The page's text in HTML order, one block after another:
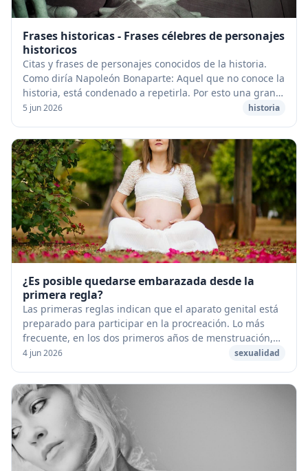
Frases historicas - Frases célebres de personajes
historicos
Citas y frases de personajes conocidos de la historia.
Como diría Napoleón Bonaparte: Aquel que no conoce la
historia, está condenado a repetirla. Por esto una gran
forma de conocer fragmentos importa...
5 jun 2026 historia
¿Es posible quedarse embarazada desde la
primera regla?
Las primeras reglas indican que el aparato genital está
preparado para participar en la procreación. Lo más
frecuente, en los dos primeros años de menstruación,
es que no vengan acompañadas de la emis...
4 jun 2026 sexualidad